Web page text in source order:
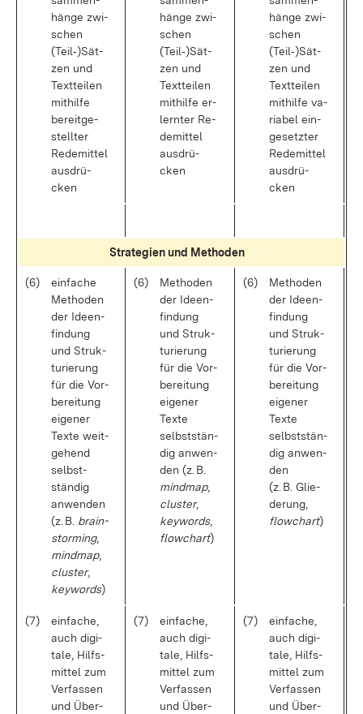
hän­ge zwi­
schen
(Teil‑)Sät­
zen und
Text­tei­len
mit­hil­fe
be­reit­ge­
stell­ter
Re­de­mit­tel
aus­drü­
cken
hän­ge zwi­
schen
(Teil‑)Sät­
zen und
Text­tei­len
mit­hil­fe er­
lern­ter Re­
de­mit­tel
aus­drü­
cken
hän­ge zwi­
schen
(Teil‑)Sät­
zen und
Text­tei­len
mit­hil­fe va­
ria­bel ein­
ge­setz­ter
Re­de­mit­tel
aus­drü­
cken
Stra­te­gi­en und Me­tho­den
(6)
ein­fa­che
Me­tho­den
der Ide­en­
fin­dung
und Struk­
tu­rie­rung
für die Vor­
be­rei­tung
ei­ge­ner
Tex­te weit­
ge­hend
selbst­
stän­dig
an­wen­den
(z. B. brain­
stor­ming,
mind­map,
clus­ter,
key­words)
(6)
Me­tho­den
der Ide­en­
fin­dung
und Struk­
tu­rie­rung
für die Vor­
be­rei­tung
ei­ge­ner
Tex­te
selbst­stän­
dig an­wen­
den (z. B.
mind­map,
clus­ter,
key­words,
flow­chart)
(6)
Me­tho­den
der Ide­en­
fin­dung
und Struk­
tu­rie­rung
für die Vor­
be­rei­tung
ei­ge­ner
Tex­te
selbst­stän­
dig an­wen­
den
(z. B. Glie­
de­rung,
flow­chart)
(7)
ein­fa­che,
auch di­gi­
ta­le, Hilfs­
mit­tel zum
Ver­fas­sen
und Über­
(7)
ein­fa­che,
auch di­gi­
ta­le, Hilfs­
mit­tel zum
Ver­fas­sen
und Über­
(7)
ein­fa­che,
auch di­gi­
ta­le, Hilfs­
mit­tel zum
Ver­fas­sen
und Über­